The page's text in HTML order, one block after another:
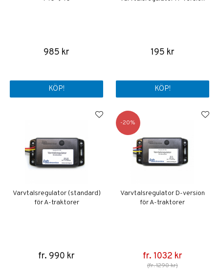
985 kr
KÖP!
195 kr
KÖP!
Varvtalsregulator (standard)
för A-traktorer
fr. 990 kr
20
Varvtalsregulator D-version
för A-traktorer
fr. 1032 kr
(fr. 1290 kr)